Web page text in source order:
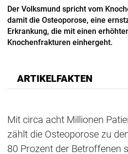
Der Volksmund spricht vom
damit die Osteoporose, eine
Erkrankung, die mit einen
Knochenfrakturen einhergeht.
ARTIKELFAKTEN
Mit circa acht Millionen
zählt die Osteoporose zu
80 Prozent der Betroffenen